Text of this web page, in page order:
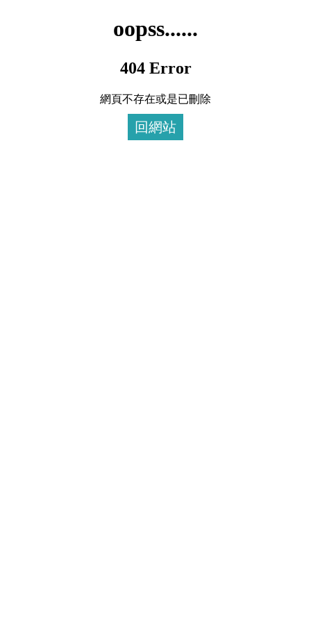
oopss......
404 Error
網頁不存在或是已刪除
回網站